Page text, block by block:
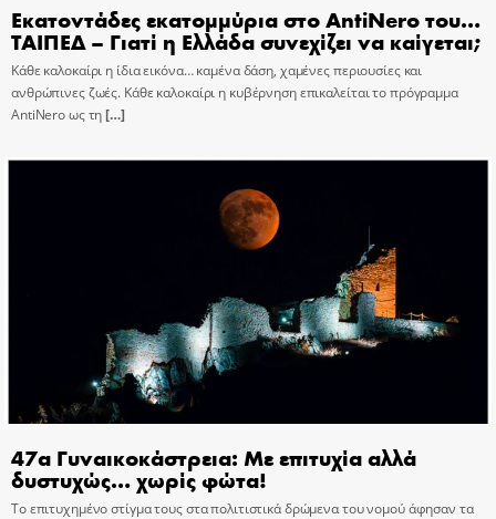
Εκατοντάδες εκατομμύρια στο AntiNero του…
ΤΑΙΠΕΔ – Γιατί η Ελλάδα συνεχίζει να καίγεται;
Κάθε καλοκαίρι η ίδια εικόνα… καμένα δάση, χαμένες περιουσίες και
ανθρώπινες ζωές. Κάθε καλοκαίρι η κυβέρνηση επικαλείται το πρόγραμμα
AntiNero ως τη[…]
47α Γυναικοκάστρεια: Με επιτυχία αλλά
δυστυχώς… χωρίς φώτα!
Το επιτυχημένο στίγμα τους στα πολιτιστικά δρώμενα του νομού άφησαν τα